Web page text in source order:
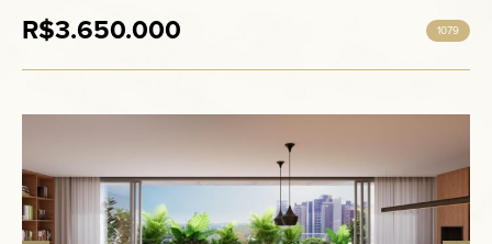
R$3.650.000 1079